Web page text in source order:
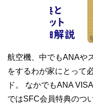
航空機、中でもANAや
をするわが家にとって
ド。 なかでもANA
ではSFC会員特典のつ